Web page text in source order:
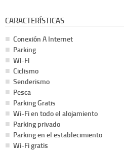
CARACTERÍSTICAS
Conexión A Internet
Parking
Wi-Fi
Ciclismo
Senderismo
Pesca
Parking Gratis
Wi-Fi en todo el alojamiento
Parking privado
Parking en el establecimiento
Wi-Fi gratis